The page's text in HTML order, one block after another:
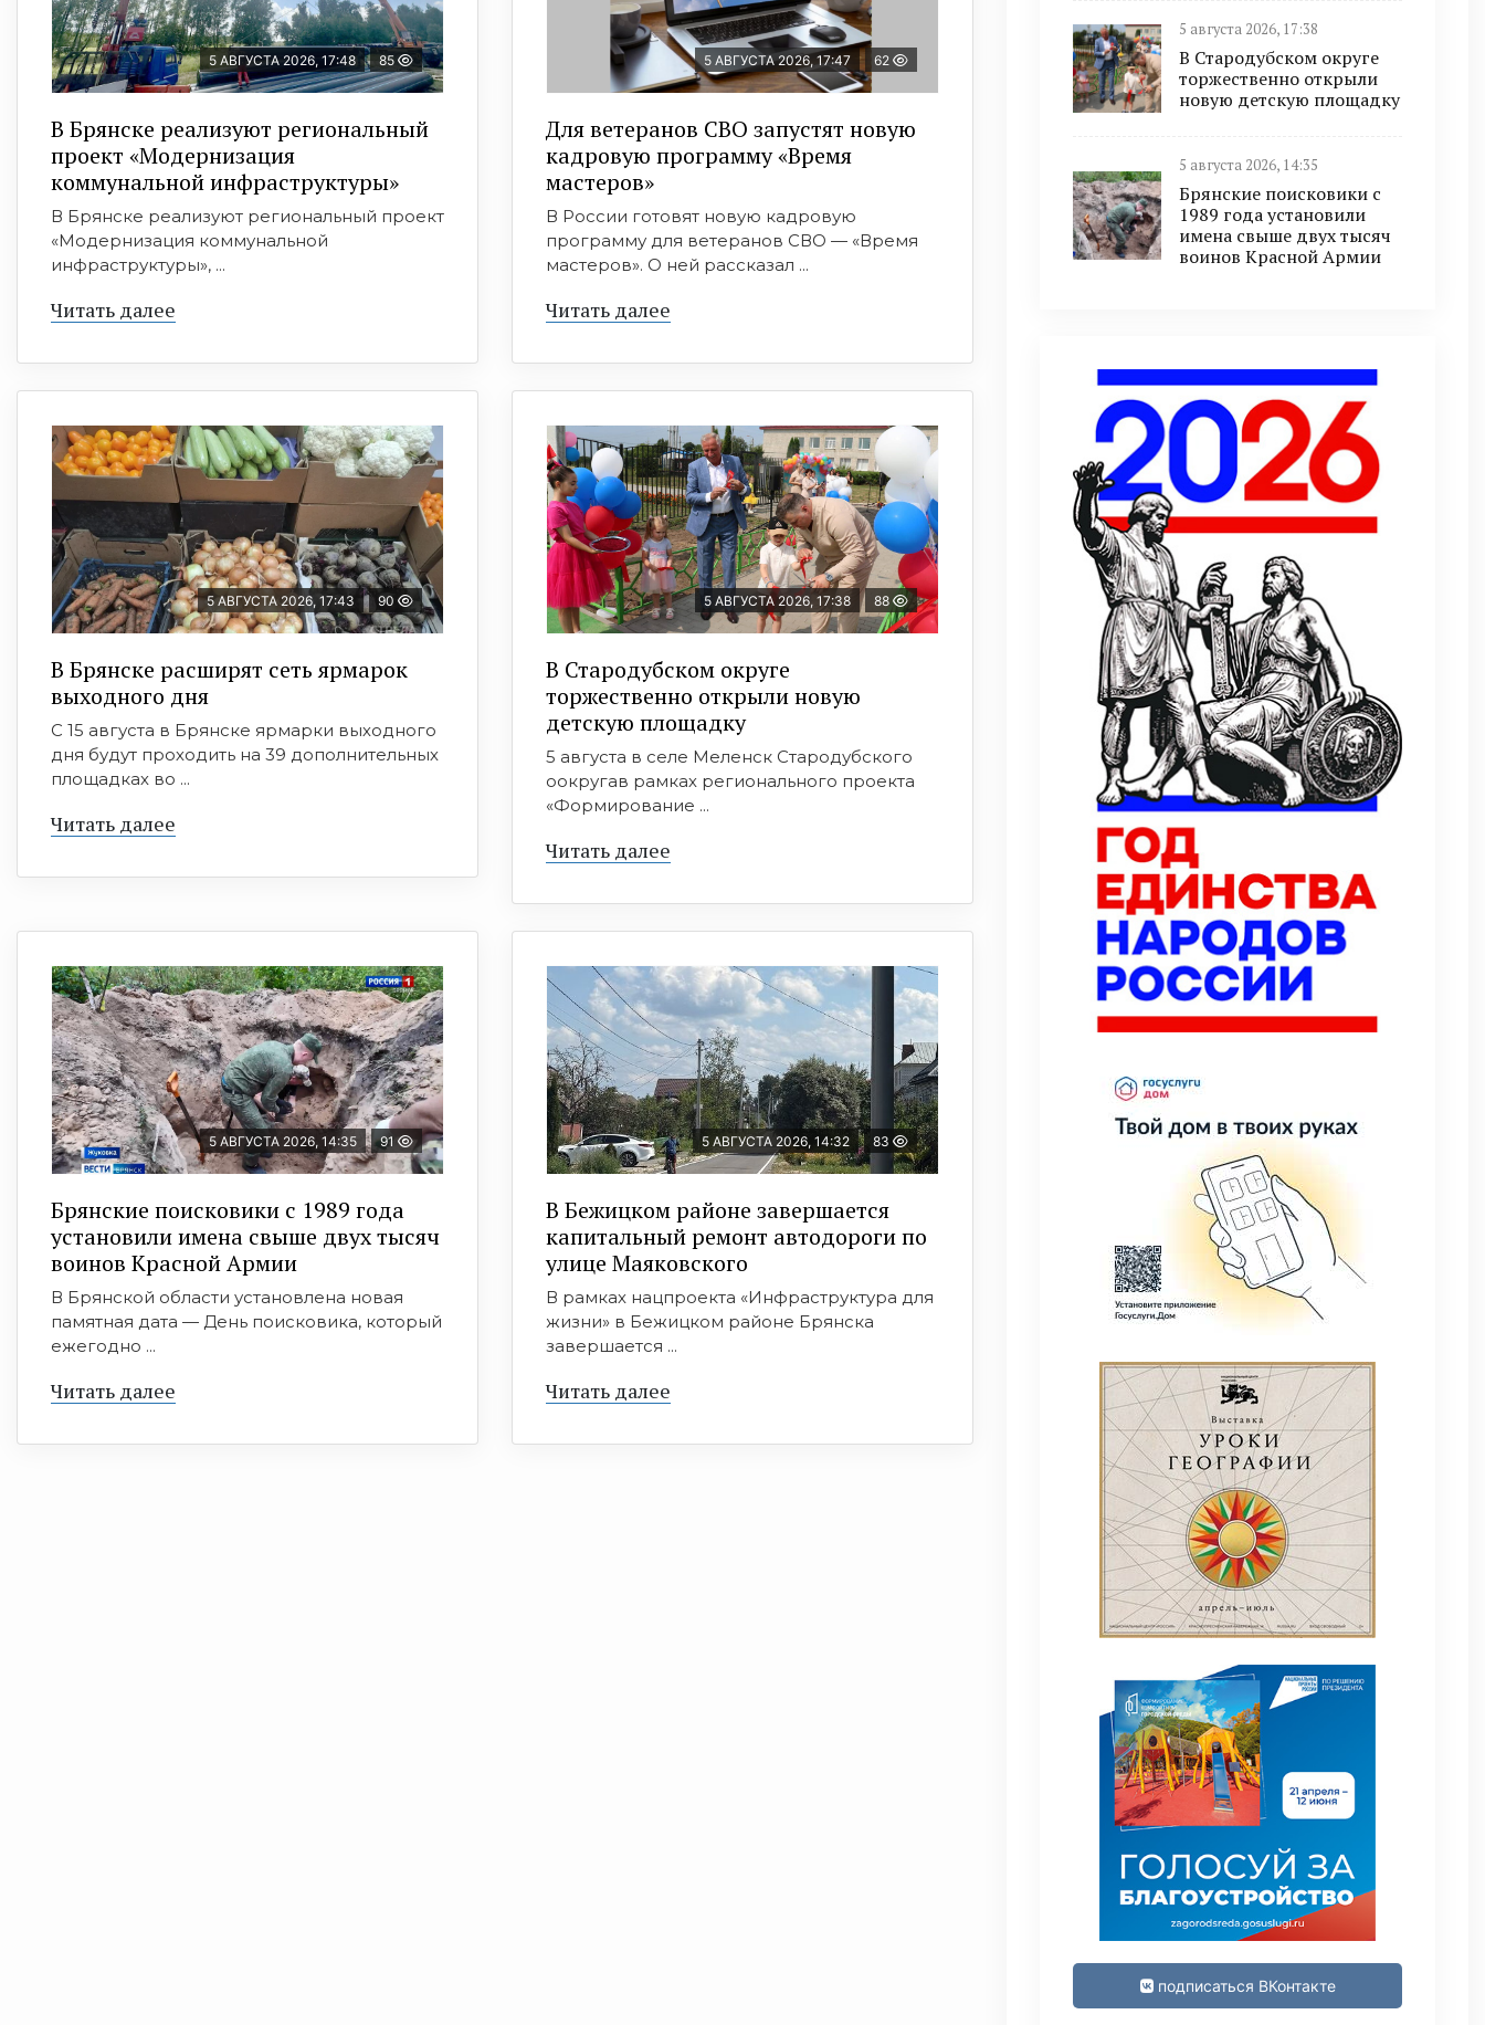
5 АВГУСТА 2026, 17:48 85
В Брянске реализуют региональный
проект «Модернизация
коммунальной инфраструктуры»
В Брянске реализуют региональный проект
«Модернизация коммунальной
инфраструктуры», ...
Читать далее
5 АВГУСТА 2026, 17:47 62
Для ветеранов СВО запустят новую
кадровую программу «Время
мастеров»
В России готовят новую кадровую
программу для ветеранов СВО — «Время
мастеров». О ней рассказал ...
Читать далее
5 АВГУСТА 2026, 17:43 90
В Брянске расширят сеть ярмарок
выходного дня
С 15 августа в Брянске ярмарки выходного
дня будут проходить на 39 дополнительных
площадках во ...
Читать далее
5 АВГУСТА 2026, 17:38 88
В Стародубском округе
торжественно открыли новую
детскую площадку
5 августа в селе Меленск Стародубского
оокругав рамках регионального проекта
«Формирование ...
Читать далее
5 АВГУСТА 2026, 14:35 91
Брянские поисковики с 1989 года
установили имена свыше двух тысяч
воинов Красной Армии
В Брянской области установлена новая
памятная дата — День поисковика, который
ежегодно ...
Читать далее
5 АВГУСТА 2026, 14:32 83
В Бежицком районе завершается
капитальный ремонт автодороги по
улице Маяковского
В рамках нацпроекта «Инфраструктура для
жизни» в Бежицком районе Брянска
завершается ...
Читать далее
5 августа 2026, 17:38
В Стародубском округе
торжественно открыли
новую детскую площадку
5 августа 2026, 14:35
Брянские поисковики с
1989 года установили
имена свыше двух тысяч
воинов Красной Армии
подписаться ВКонтакте